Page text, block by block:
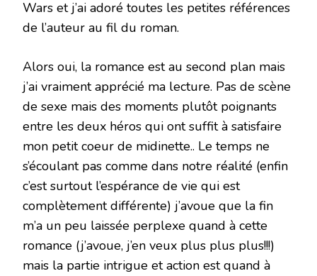
Wars et j’ai adoré toutes les petites références
de l’auteur au fil du roman.
Alors oui, la romance est au second plan mais
j’ai vraiment apprécié ma lecture. Pas de scène
de sexe mais des moments plutôt poignants
entre les deux héros qui ont suffit à satisfaire
mon petit coeur de midinette.. Le temps ne
s’écoulant pas comme dans notre réalité (enfin
c’est surtout l’espérance de vie qui est
complètement différente) j’avoue que la fin
m’a un peu laissée perplexe quand à cette
romance (j’avoue, j’en veux plus plus plus!!!)
mais la partie intrigue et action est quand à